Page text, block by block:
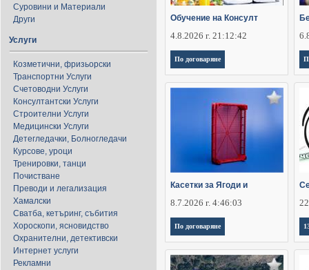
Суровини и Материали
Други
Услуги
Козметични, фризьорски
Транспортни Услуги
Счетоводни Услуги
Консултантски Услуги
Строителни Услуги
Медицински Услуги
Детегледачки, Болногледачи
Курсове, уроци
Тренировки, танци
Почистване
Преводи и легализация
Хамалски
Сватба, кетъринг, събития
Хороскопи, ясновидство
Охранителни, детективски
Интернет услуги
Рекламни
Обучение на Консулт
4.8.2026 г. 21:12:42
По договаряне
Касетки за Ягоди и
8.7.2026 г. 4:46:03
По договаряне